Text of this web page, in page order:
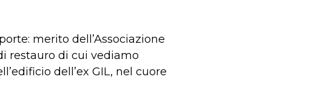
merito dell’Associazione
restauro di cui vediamo
dell’ex GIL, nel cuore